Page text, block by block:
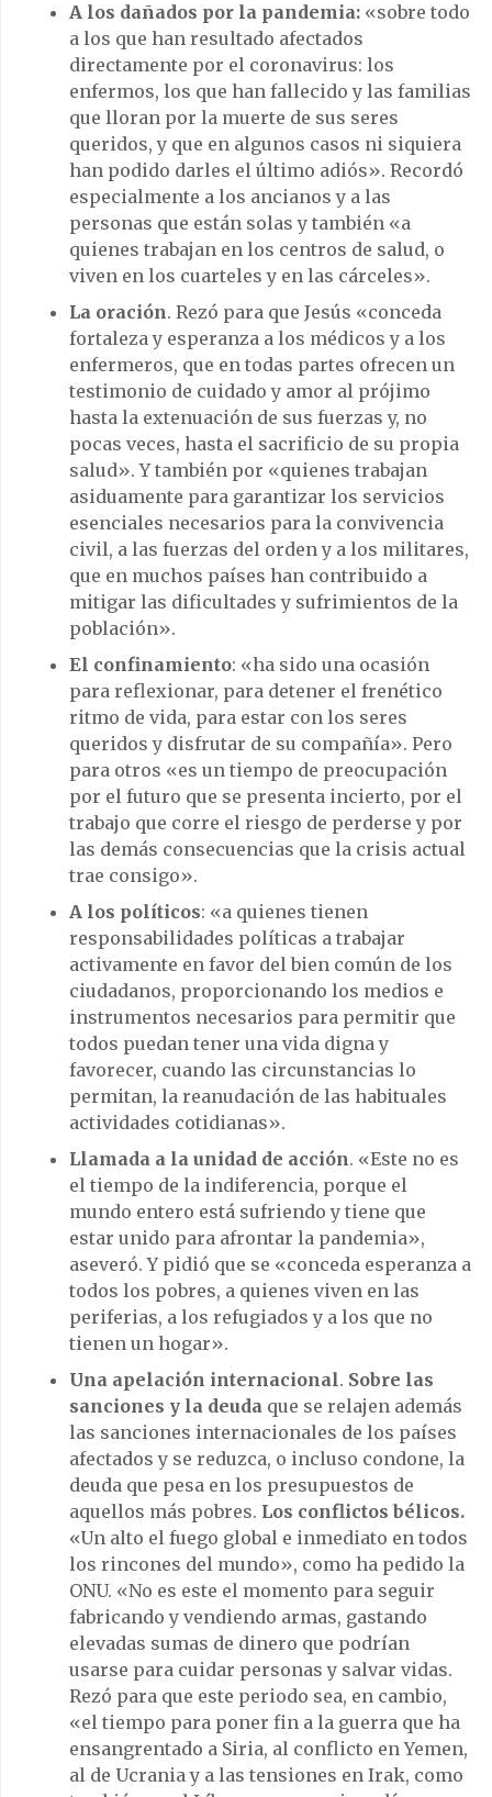
A los dañados por la pandemia: «sobre todo
a los que han resultado afectados
directamente por el coronavirus: los
enfermos, los que han fallecido y las familias
que lloran por la muerte de sus seres
queridos, y que en algunos casos ni siquiera
han podido darles el último adiós». Recordó
especialmente a los ancianos y a las
personas que están solas y también «a
quienes trabajan en los centros de salud, o
viven en los cuarteles y en las cárceles».
La oración. Rezó para que Jesús «conceda
fortaleza y esperanza a los médicos y a los
enfermeros, que en todas partes ofrecen un
testimonio de cuidado y amor al prójimo
hasta la extenuación de sus fuerzas y, no
pocas veces, hasta el sacrificio de su propia
salud». Y también por «quienes trabajan
asiduamente para garantizar los servicios
esenciales necesarios para la convivencia
civil, a las fuerzas del orden y a los militares,
que en muchos países han contribuido a
mitigar las dificultades y sufrimientos de la
población».
El confinamiento: «ha sido una ocasión
para reflexionar, para detener el frenético
ritmo de vida, para estar con los seres
queridos y disfrutar de su compañía». Pero
para otros «es un tiempo de preocupación
por el futuro que se presenta incierto, por el
trabajo que corre el riesgo de perderse y por
las demás consecuencias que la crisis actual
trae consigo».
A los políticos: «a quienes tienen
responsabilidades políticas a trabajar
activamente en favor del bien común de los
ciudadanos, proporcionando los medios e
instrumentos necesarios para permitir que
todos puedan tener una vida digna y
favorecer, cuando las circunstancias lo
permitan, la reanudación de las habituales
actividades cotidianas».
Llamada a la unidad de acción. «Este no es
el tiempo de la indiferencia, porque el
mundo entero está sufriendo y tiene que
estar unido para afrontar la pandemia»,
aseveró. Y pidió que se «conceda esperanza a
todos los pobres, a quienes viven en las
periferias, a los refugiados y a los que no
tienen un hogar».
Una apelación internacional. Sobre las
sanciones y la deuda que se relajen además
las sanciones internacionales de los países
afectados y se reduzca, o incluso condone, la
deuda que pesa en los presupuestos de
aquellos más pobres. Los conflictos bélicos.
«Un alto el fuego global e inmediato en todos
los rincones del mundo», como ha pedido la
ONU. «No es este el momento para seguir
fabricando y vendiendo armas, gastando
elevadas sumas de dinero que podrían
usarse para cuidar personas y salvar vidas.
Rezó para que este periodo sea, en cambio,
«el tiempo para poner fin a la guerra que ha
ensangrentado a Siria, al conflicto en Yemen,
al de Ucrania y a las tensiones en Irak, como